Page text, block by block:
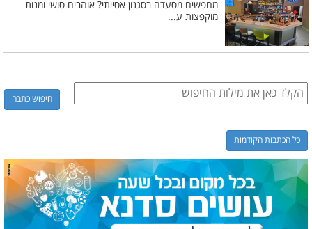
מחפשים מסעדה בסגנון אסייתי? אוהבים סושי ומנות
מוקפצות ע...
כל הכתבות הקודמות